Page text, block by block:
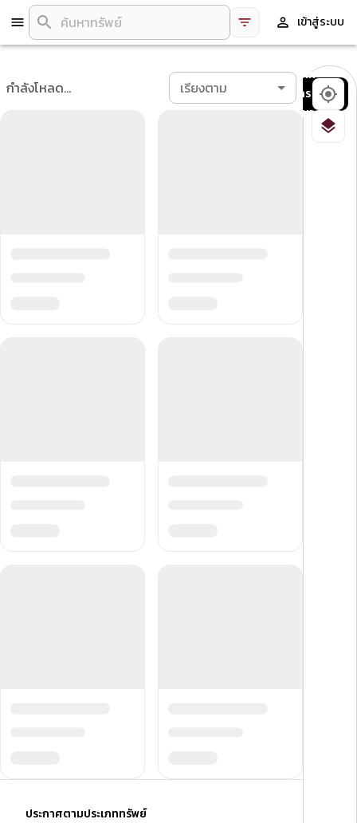
เข้าสู่ระบบ
กำลังโหลด... เรียงตาม
ประกาศตามประเภททรัพย์
บันทึก
การ
ค้นหา